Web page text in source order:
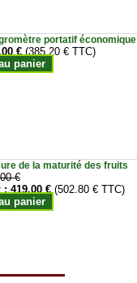
portatif économique
€ (385.20 € TTC)
panier
de la maturité des fruits
€
:419.00 € (502.80 € TTC)
panier